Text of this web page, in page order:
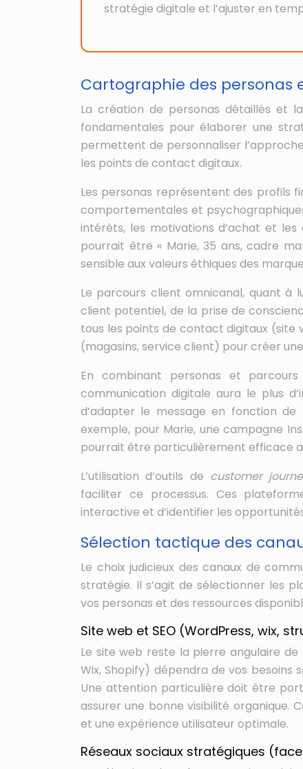
stratégie digitale et l’ajuster en
Cartographie des
La création de personas détaillés et
fondamentales pour élaborer une
permettent de personnaliser
les points de contact digitaux.
Les personas représentent des profils
comportementales et
intérêts, les motivations d’achat et
pourrait être « Marie, 35 ans, cadre
sensible aux valeurs éthiques des
Le parcours client omnicanal, quant à
client potentiel, de la prise de
tous les points de contact digitaux (site
(magasins, service client) pour créer
En combinant personas et
communication digitale aura le plus
d’adapter le message en fonction
exemple, pour Marie, une campagne
pourrait être particulièrement efficace
L’utilisation d’outils de customer
faciliter ce processus. Ces
interactive et d’identifier les
Sélection tactique des
Le choix judicieux des canaux de
stratégie. Il s’agit de sélectionner les
vos personas et des ressources
Site web et SEO (WordPress, wix,
Le site web reste la pierre angulaire
Wix, Shopify) dépendra de vos
Une attention particulière doit être
assurer une bonne visibilité organique.
et une expérience utilisateur optimale.
Réseaux sociaux stratégiques